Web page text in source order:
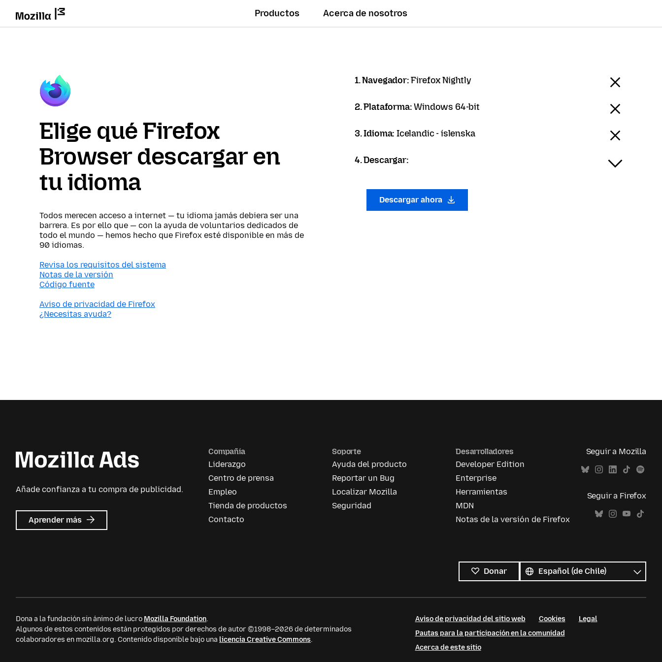
Productos Acerca de nosotros
Elige qué Firefox
Browser descargar en
tu idioma
Todos merecen acceso a internet — tu idioma jamás debiera ser una
barrera. Es por ello que — con la ayuda de voluntarios dedicados de
todo el mundo — hemos hecho que Firefox esté disponible en más de
90 idiomas.
Revisa los requisitos del sistema
Notas de la versión
Código fuente
Aviso de privacidad de Firefox
¿Necesitas ayuda?
1. Navegador:Firefox Nightly
2. Plataforma:Windows 64-bit
3. Idioma:Icelandic - íslenska
4. Descargar:
Descargar ahora
Añade confianza a tu compra de publicidad.
Aprender más acerca
de
Compañía
Liderazgo
Centro de prensa
Empleo
Tienda de productos
Contacto
Soporte
Ayuda del producto
Reportar un Bug
Localizar Mozilla
Seguridad
Desarrolladores
Developer Edition
Enterprise
Herramientas
MDN
Notas de la versión de Firefox
Seguir a Mozilla
Seguir a Firefox
Donar
los
idiomas
Idioma
Dona a la fundación sin ánimo de lucro Mozilla Foundation.
Algunos de estos contenidos están protegidos por derechos de autor ©1998–2026 de determinados
colaboradores en mozilla.org. Contenido disponible bajo una licencia Creative Commons.
Aviso de privacidad del sitio web Cookies
Legal
Pautas para la participación en la comunidad
Acerca de este sitio